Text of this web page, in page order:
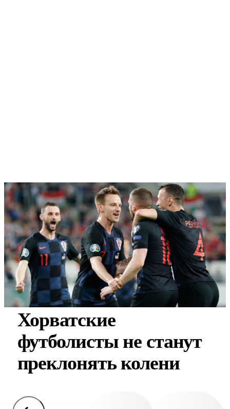
Хорватские
футболисты не станут
преклонять колени